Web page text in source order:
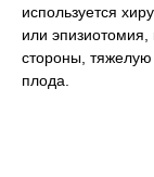
используется
или
стороны,
плода.